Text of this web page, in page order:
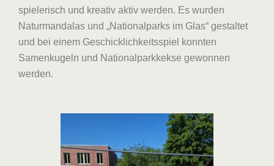
spielerisch und kreativ aktiv werden. Es wurden
Naturmandalas und „Nationalparks im Glas“ gestaltet
und bei einem Geschicklichkeitsspiel konnten
Samenkugeln und Nationalparkkekse gewonnen
werden.